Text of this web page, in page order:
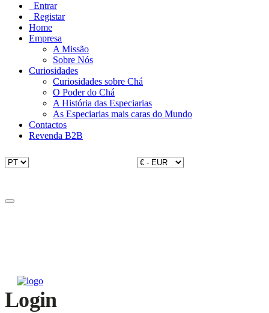
Entrar
Registar
Home
Empresa
A Missão
Sobre Nós
Curiosidades
Curiosidades sobre Chá
O Poder do Chá
A História das Especiarias
As Especiarias mais caras do Mundo
Contactos
Revenda B2B
Login